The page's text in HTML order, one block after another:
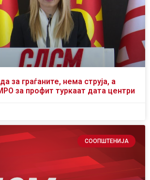
за граѓаните, нема струја, а
за профит туркаат дата центри
СООПШТЕНИЈА